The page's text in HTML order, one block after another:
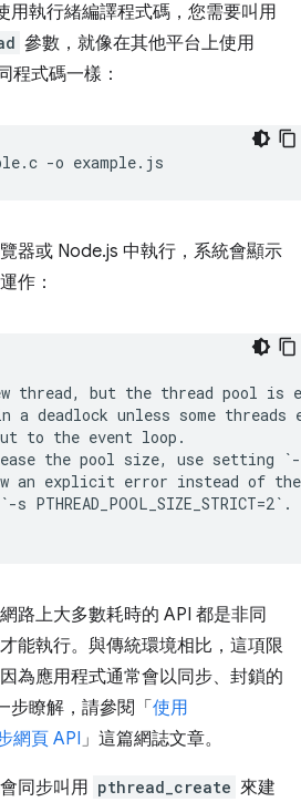
用執行緒編譯程式碼，您需要叫用
參數，就像在其他平台上使用
程式碼一樣：
-o
器或 Node.js 中執行，系統會顯示
作：
thread, but the thread pool is
deadlock unless some
to the event loop.
the pool size, use setting `-s
an explicit error instead of
路上大多數耗時的 API 都是非同
能執行。與傳統環境相比，這項限
為應用程式通常會以同步、封鎖的
步瞭解，請參閱「 使用
網頁 API」這篇網誌文章。
同步叫用 pthread_create 來建